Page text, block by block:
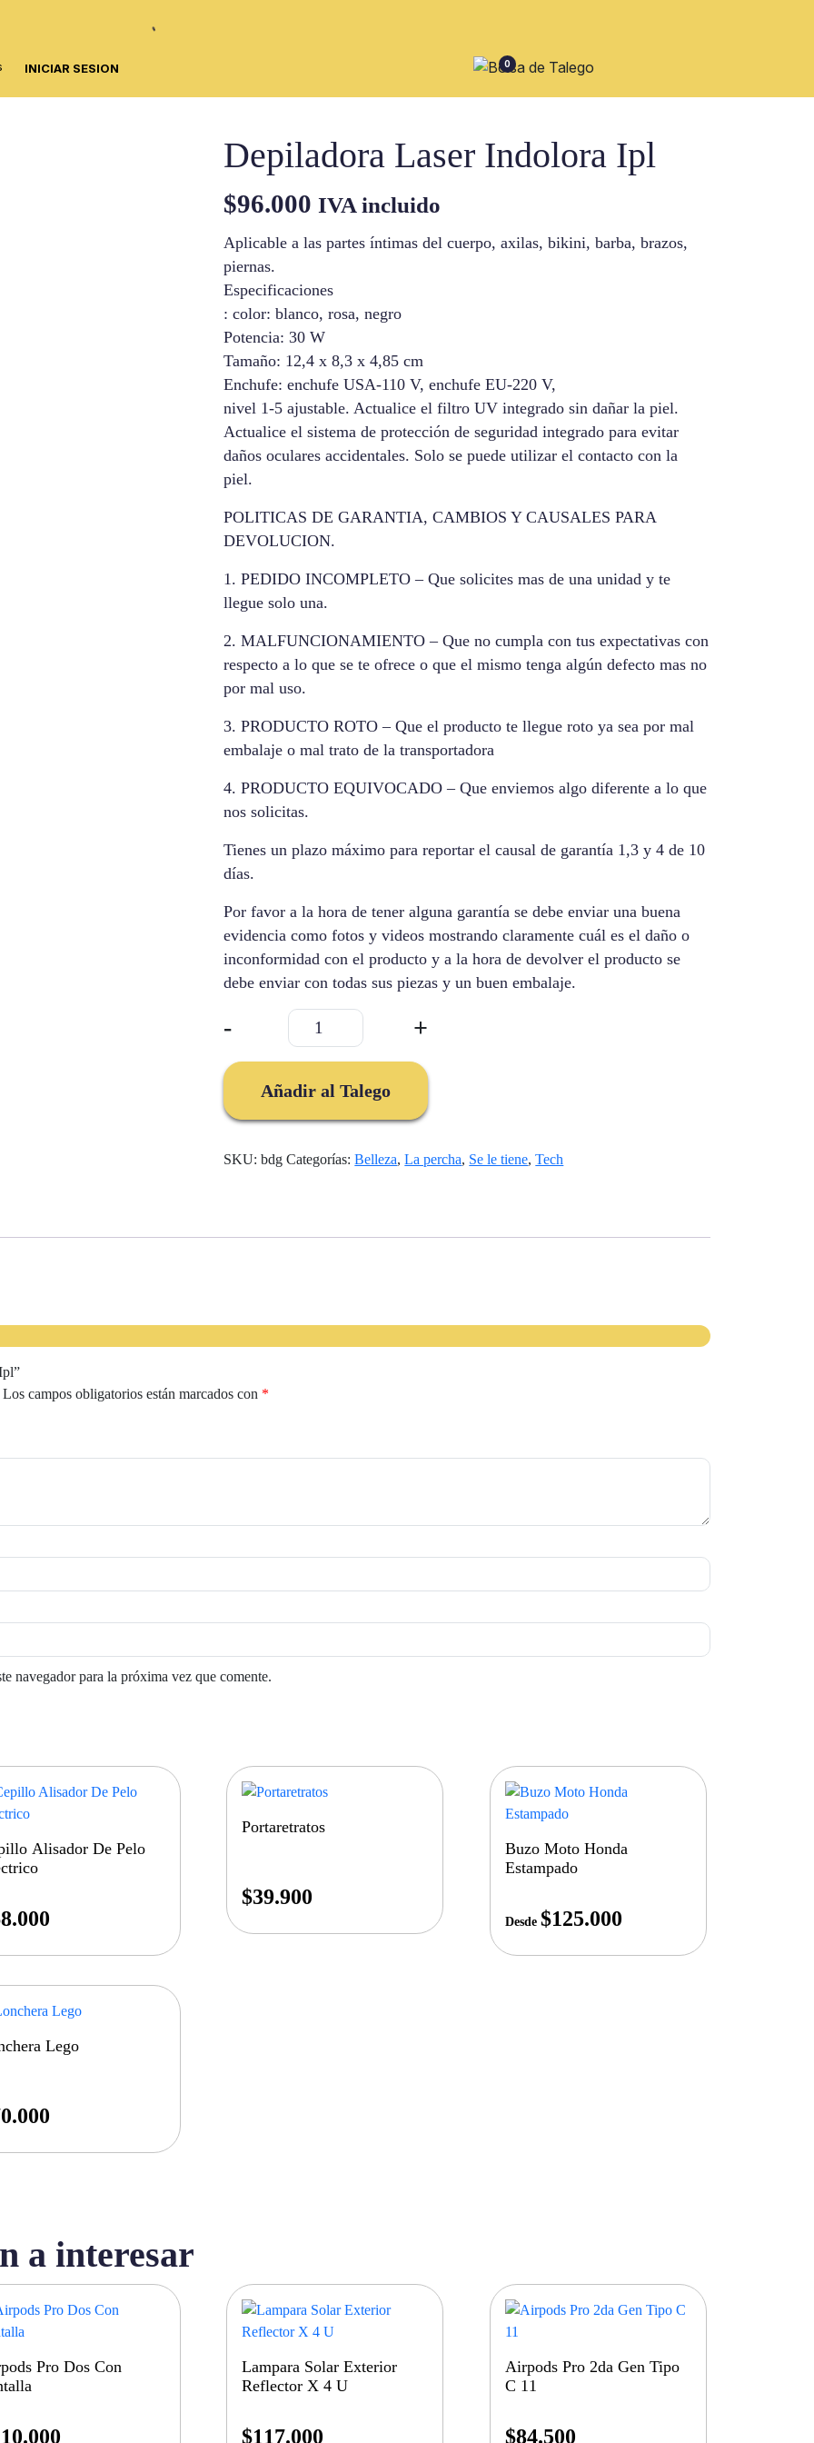
INICIAR SESION 0
Depiladora Laser Indolora Ipl
$96.000 IVA incluido
Aplicable a las partes íntimas del cuerpo, axilas, bikini, barba, brazos,
piernas.
Especificaciones
: color: blanco, rosa, negro
Potencia: 30 W
Tamaño: 12,4 x 8,3 x 4,85 cm
Enchufe: enchufe USA-110 V, enchufe EU-220 V,
nivel 1-5 ajustable. Actualice el filtro UV integrado sin dañar la piel.
Actualice el sistema de protección de seguridad integrado para evitar
daños oculares accidentales. Solo se puede utilizar el contacto con la
piel.
POLITICAS DE GARANTIA, CAMBIOS Y CAUSALES PARA
DEVOLUCION.
1. PEDIDO INCOMPLETO – Que solicites mas de una unidad y te
llegue solo una.
2. MALFUNCIONAMIENTO – Que no cumpla con tus expectativas con
respecto a lo que se te ofrece o que el mismo tenga algún defecto mas no
por mal uso.
3. PRODUCTO ROTO – Que el producto te llegue roto ya sea por mal
embalaje o mal trato de la transportadora
4. PRODUCTO EQUIVOCADO – Que enviemos algo diferente a lo que
nos solicitas.
Tienes un plazo máximo para reportar el causal de garantía 1,3 y 4 de 10
días.
Por favor a la hora de tener alguna garantía se debe enviar una buena
evidencia como fotos y videos mostrando claramente cuál es el daño o
inconformidad con el producto y a la hora de devolver el producto se
debe enviar con todas sus piezas y un buen embalaje.
-
Depiladora
Indolora
Ipl
+
Añadir al Talego
SKU:bdg Categorías:Belleza,La percha, Se le tiene,Tech
Los campos obligatorios están marcados con *
navegador para la próxima vez que comente.
Alisador De Pelo
Portaretratos
$39.900
Buzo Moto Honda
Estampado
Desde $125.000
Lego
a interesar
Pro Dos Con
Lampara Solar Exterior
Reflector X 4 U
$117.000
Airpods Pro 2da Gen Tipo
C 11
$84.500